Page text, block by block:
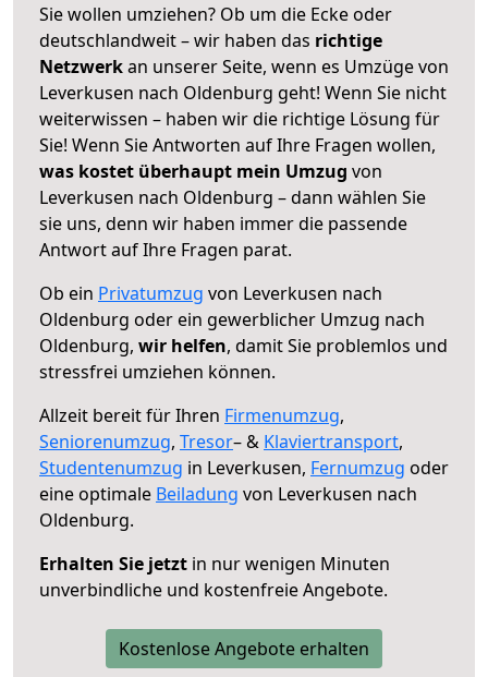
Sie wollen umziehen? Ob um die Ecke oder
deutschlandweit – wir haben das richtige
Netzwerkan unserer Seite, wenn es Umzüge von
Leverkusen nach Oldenburg geht! Wenn Sie nicht
weiterwissen – haben wir die richtige Lösung für
Sie! Wenn Sie Antworten auf Ihre Fragen wollen,
was kostet überhaupt mein Umzug von
Leverkusen nach Oldenburg – dann wählen Sie
sie uns, denn wir haben immer die passende
Antwort auf Ihre Fragen parat.
Ob ein Privatumzug von Leverkusen nach
Oldenburg oder ein gewerblicher Umzug nach
Oldenburg, wir helfen, damit Sie problemlos und
stressfrei umziehen können.
Allzeit bereit für Ihren Firmenumzug,
Seniorenumzug, Tresor– & Klaviertransport,
Studentenumzug in Leverkusen, Fernumzug oder
eine optimale Beiladung von Leverkusen nach
Oldenburg.
Erhalten Sie jetzt in nur wenigen Minuten
unverbindliche und kostenfreie Angebote.
Kostenlose Angebote erhalten